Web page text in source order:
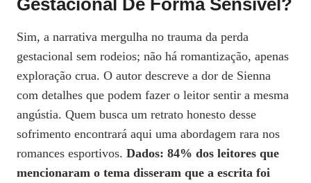
Gestacional De Forma Sensível?
Sim, a narrativa mergulha no trauma da perda
gestacional sem rodeios; não há romantização, apenas
exploração crua. O autor descreve a dor de Sienna
com detalhes que podem fazer o leitor sentir a mesma
angústia. Quem busca um retrato honesto desse
sofrimento encontrará aqui uma abordagem rara nos
romances esportivos. Dados: 84% dos leitores que
mencionaram o tema disseram que a escrita foi